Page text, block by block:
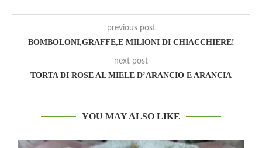
previous post
BOMBOLONI,GRAFFE,E MILIONI DI CHIACCHIERE!
next post
TORTA DI ROSE AL MIELE D’ARANCIO E ARANCIA
YOU MAY ALSO LIKE